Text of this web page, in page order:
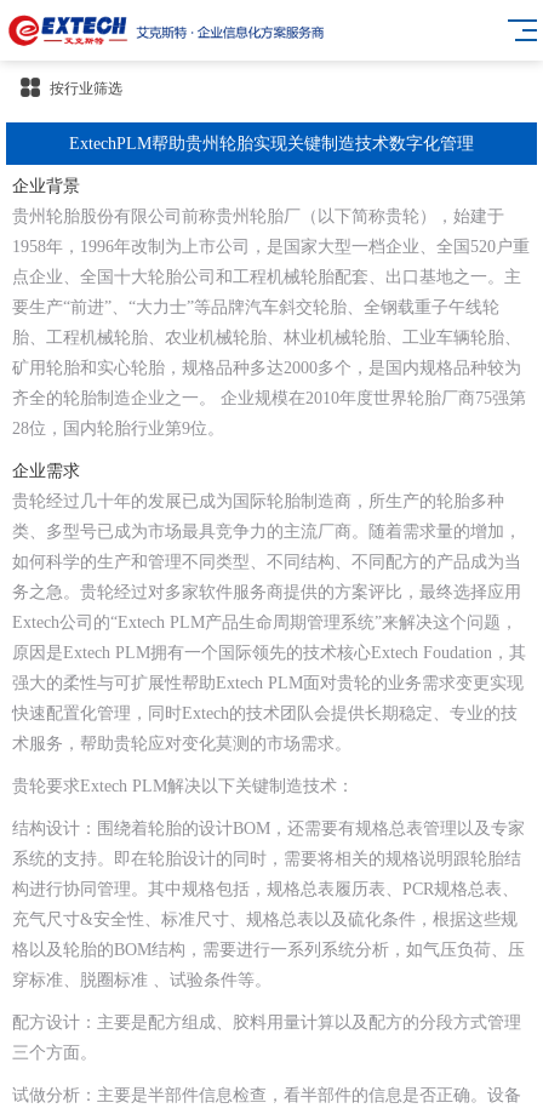
按行业筛选
ExtechPLM帮助贵州轮胎实现关键制造技术数字化管理
企业背景
贵州轮胎股份有限公司前称贵州轮胎厂（以下简称贵轮），始建于
1958年，1996年改制为上市公司，是国家大型一档企业、全国520户重
点企业、全国十大轮胎公司和工程机械轮胎配套、出口基地之一。主
要生产“前进”、“大力士”等品牌汽车斜交轮胎、全钢载重子午线轮
胎、工程机械轮胎、农业机械轮胎、林业机械轮胎、工业车辆轮胎、
矿用轮胎和实心轮胎，规格品种多达2000多个，是国内规格品种较为
齐全的轮胎制造企业之一。 企业规模在2010年度世界轮胎厂商75强第
28位，国内轮胎行业第9位。
企业需求
贵轮经过几十年的发展已成为国际轮胎制造商，所生产的轮胎多种
类、多型号已成为市场最具竞争力的主流厂商。随着需求量的增加，
如何科学的生产和管理不同类型、不同结构、不同配方的产品成为当
务之急。贵轮经过对多家软件服务商提供的方案评比，最终选择应用
Extech公司的“Extech PLM产品生命周期管理系统”来解决这个问题，
原因是Extech PLM拥有一个国际领先的技术核心Extech Foudation，其
强大的柔性与可扩展性帮助Extech PLM面对贵轮的业务需求变更实现
快速配置化管理，同时Extech的技术团队会提供长期稳定、专业的技
术服务，帮助贵轮应对变化莫测的市场需求。
贵轮要求Extech PLM解决以下关键制造技术：
结构设计： 围绕着轮胎的设计BOM，还需要有规格总表管理以及专家
系统的支持。即在轮胎设计的同时，需要将相关的规格说明跟轮胎结
构进行协同管理。其中规格包括，规格总表履历表、PCR规格总表、
充气尺寸&安全性、标准尺寸、规格总表以及硫化条件，根据这些规
格以及轮胎的BOM结构，需要进行一系列系统分析，如气压负荷、压
穿标准、脱圈标准 、试验条件等。
配方设计： 主要是配方组成、胶料用量计算以及配方的分段方式管理
三个方面。
试做分析： 主要是半部件信息检查，看半部件的信息是否正确。设备